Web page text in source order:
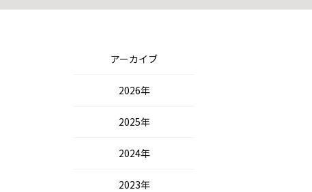
アーカイブ
2026年
2025年
2024年
2023年